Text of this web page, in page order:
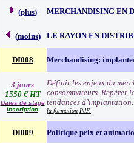
(plus) MERCHANDISING EN
(moins) LE RAYON EN
DI008 Merchandising:
3 jours
1550 € HT
Dates de stage
Inscription
Définir les enjeux du
consommateurs. Repérer
tendances
la formation PdF.
DI009 Politique prix et